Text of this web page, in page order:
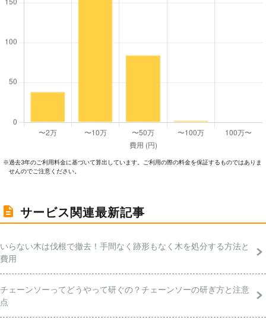
※過去3年のご利⽤料⾦に基づいて算出しています。ご利⽤の際の料⾦を保証するものではありま
せんのでご注意ください。
サービス関連最新記事
いらない木は伐根で撤去！手間なく跡形もなく木を処分する方法と
費用
チェーンソーってどうやって研ぐの？チェーンソーの研ぎ方と注意
点